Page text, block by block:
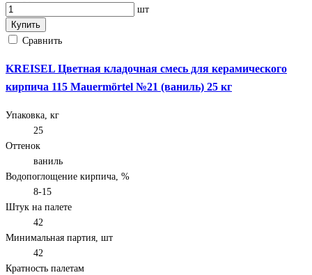
шт
Купить
Сравнить
KREISEL Цветная кладочная смесь для керамического
кирпича 115 Mauermörtel №21 (ваниль) 25 кг
Упаковка, кг
25
Оттенок
ваниль
Водопоглощение кирпича, %
8-15
Штук на палете
42
Минимальная партия, шт
42
Кратность палетам